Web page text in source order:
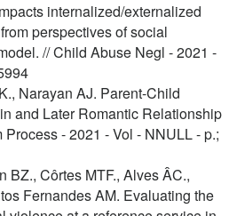
internalized/externalized
perspectives of social
// Child Abuse Negl - 2021 -
Narayan AJ. Parent-Child
and Later Romantic Relationship
- 2021 - Vol - NNULL - p.;
BZ., Côrtes MTF., Alves ÂC.,
Fernandes AM. Evaluating the